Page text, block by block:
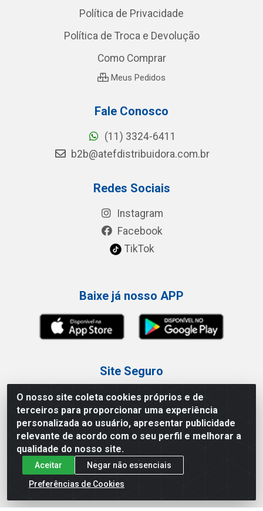
O nosso site coleta cookies próprios e de
terceiros para proporcionar uma experiência
personalizada ao usuário, apresentar publicidade
relevante de acordo com o seu perfil e melhorar a
qualidade do nosso site.
Aceitar
Negar não essenciais
Preferências de Cookies
Política de Privacidade
Política de Troca e Devolução
Como Comprar
Meus Pedidos
Fale Conosco
(11) 3324-6411
b2b@atefdistribuidora.com.br
Redes Sociais
Instagram
Facebook
TikTok
Baixe já nosso APP
Site Seguro
Loja / Showroom
Tel.: (11) 3227-0546
Av Vautier, 587/597 - Pari - São Paulo/SP